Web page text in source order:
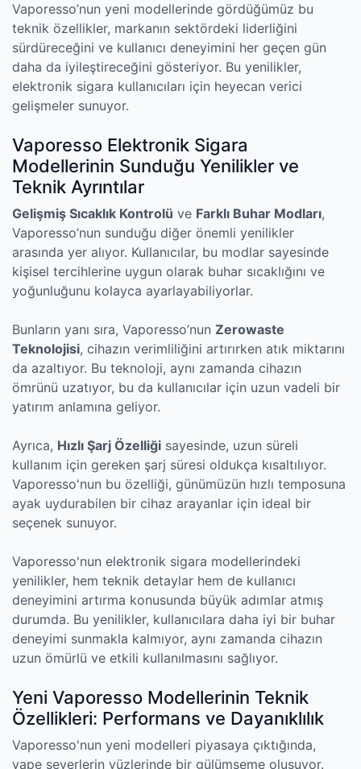
Vaporesso’nun yeni modellerinde gördüğümüz bu
teknik özellikler, markanın sektördeki liderliğini
sürdüreceğini ve kullanıcı deneyimini her geçen gün
daha da iyileştireceğini gösteriyor. Bu yenilikler,
elektronik sigara kullanıcıları için heyecan verici
gelişmeler sunuyor.
Vaporesso Elektronik Sigara
Modellerinin Sunduğu Yenilikler ve
Teknik Ayrıntılar
Gelişmiş Sıcaklık Kontrolü ve Farklı Buhar Modları,
Vaporesso’nun sunduğu diğer önemli yenilikler
arasında yer alıyor. Kullanıcılar, bu modlar sayesinde
kişisel tercihlerine uygun olarak buhar sıcaklığını ve
yoğunluğunu kolayca ayarlayabiliyorlar.
Bunların yanı sıra, Vaporesso’nun Zerowaste
Teknolojisi, cihazın verimliliğini artırırken atık miktarını
da azaltıyor. Bu teknoloji, aynı zamanda cihazın
ömrünü uzatıyor, bu da kullanıcılar için uzun vadeli bir
yatırım anlamına geliyor.
Ayrıca, Hızlı Şarj Özelliği sayesinde, uzun süreli
kullanım için gereken şarj süresi oldukça kısaltılıyor.
Vaporesso'nun bu özelliği, günümüzün hızlı temposuna
ayak uydurabilen bir cihaz arayanlar için ideal bir
seçenek sunuyor.
Vaporesso'nun elektronik sigara modellerindeki
yenilikler, hem teknik detaylar hem de kullanıcı
deneyimini artırma konusunda büyük adımlar atmış
durumda. Bu yenilikler, kullanıcılara daha iyi bir buhar
deneyimi sunmakla kalmıyor, aynı zamanda cihazın
uzun ömürlü ve etkili kullanılmasını sağlıyor.
Yeni Vaporesso Modellerinin Teknik
Özellikleri: Performans ve Dayanıklılık
Vaporesso'nun yeni modelleri piyasaya çıktığında,
vape severlerin yüzlerinde bir gülümseme oluşuyor.